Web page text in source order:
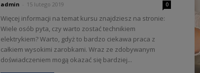
admin 15 lutego 2019 0
Więcej informacji na temat kursu znajdziesz na stronie:
Wiele osób pyta, czy warto zostać technikiem
elektrykiem? Warto, gdyż to bardzo ciekawa praca z
całkiem wysokimi zarobkami. Wraz ze zdobywanym
doświadczeniem mogą okazać się bardziej...